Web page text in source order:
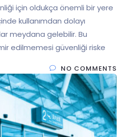
için oldukça önemli bir yere
kullanımdan dolayı
meydana gelebilir. Bu
edilmemesi güvenliği riske
NO COMMENTS